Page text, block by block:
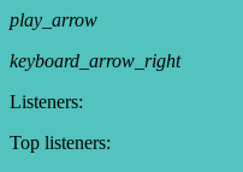
play_arrow
keyboard_arrow_right
Listeners:
Top listeners: